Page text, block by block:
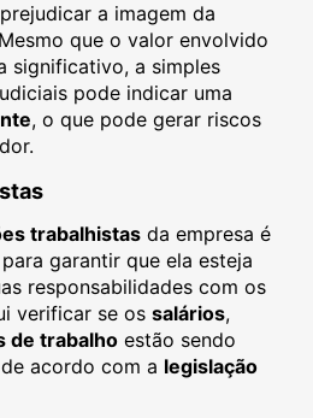
a imagem da
que o valor envolvido
significativo, a simples
pode indicar uma
, o que pode gerar riscos
trabalhistas da empresa é
garantir que ela esteja
responsabilidades com os
verificar se os salários,
de trabalho estão sendo
acordo com a legislação